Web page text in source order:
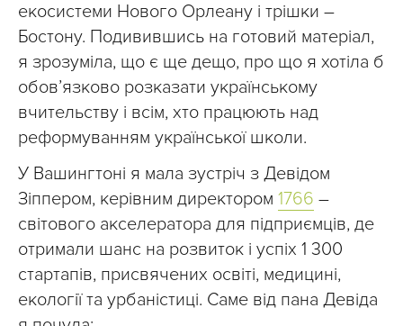
екосистеми Нового Орлеану і трішки –
Бостону. Подивившись на готовий матеріал,
я зрозуміла, що є ще дещо, про що я хотіла б
обов’язково розказати українському
вчительству і всім, хто працюють над
реформуванням української школи.
У Вашингтоні я мала зустріч з Девідом
Зіппером, керівним директором 1766 –
світового акселератора для підприємців, де
отримали шанс на розвиток і успіх 1 300
стартапів, присвячених освіті, медицині,
екології та урбаністиці. Саме від пана Девіда